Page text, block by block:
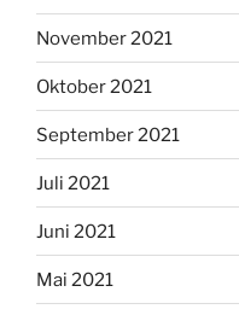
November 2021
Oktober 2021
September 2021
Juli 2021
Juni 2021
Mai 2021